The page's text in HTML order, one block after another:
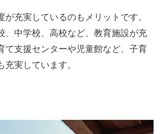
が充実しているのもメリットです。
、中学校、高校など、教育施設が充
て支援センターや児童館など、子育
実しています。